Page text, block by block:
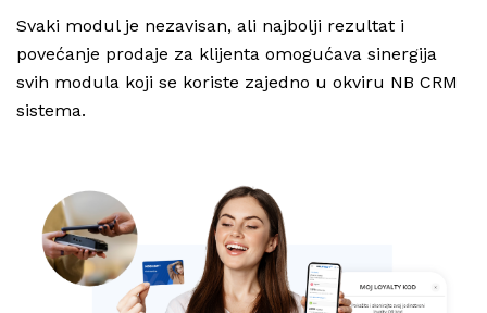
Svaki modul je nezavisan, ali najbolji rezultat i
povećanje prodaje za klijenta omogućava sinergija
svih modula koji se koriste zajedno u okviru NB CRM
sistema.